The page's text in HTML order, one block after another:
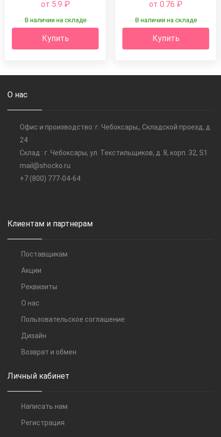
от 5.9 ₽
В наличии на складе
Купить
от 0.76 ₽
В наличии на складе
Купить
О нас
Офис и производство: г. Чебоксары,, Складской проезд, д.
24
Склад : г. Чебоксары, ул. Текстильщиков, д. 8, корп. 32, S1
mail@shocko.ru
+7 (800) 777-04-64
Клиентам и партнерам
Поставщикам
Акции
Реквизиты
О нас
Пользовательское соглашение
Дизайн
Возврат и обмен
Личный кабинет
Написать нам
Регистрация